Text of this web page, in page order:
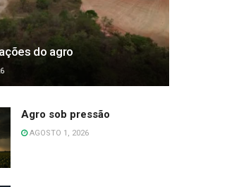
do agro
Agro sob pressão
AGOSTO 1, 2026